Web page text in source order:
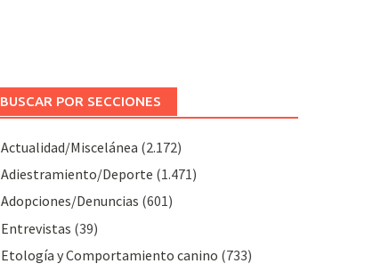
BUSCAR POR SECCIONES
Actualidad/Miscelánea (2.172)
Adiestramiento/Deporte (1.471)
Adopciones/Denuncias (601)
Entrevistas (39)
Etología y Comportamiento canino (733)